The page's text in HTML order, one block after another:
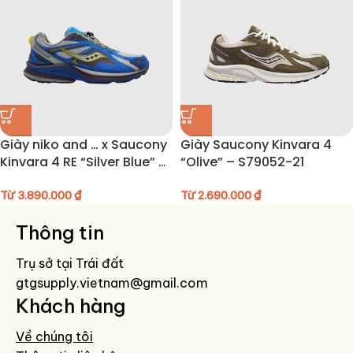
Giày niko and … x Saucony
Kinvara 4 RE “Silver Blue” –
Từ3.890.000₫
Giày Saucony Kinvara 4
“Olive” – S79052-21
Từ2.690.000₫
Thông tin
Trụ sở tại Trái đất
gtgsupply.vietnam@gmail.com
Khách hàng
Về chúng tôi